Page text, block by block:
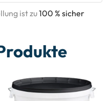
ist zu100 % sicher